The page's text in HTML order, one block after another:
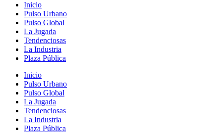
Inicio
Pulso Urbano
Pulso Global
La Jugada
Tendenciosas
La Industria
Plaza Pública
Inicio
Pulso Urbano
Pulso Global
La Jugada
Tendenciosas
La Industria
Plaza Pública